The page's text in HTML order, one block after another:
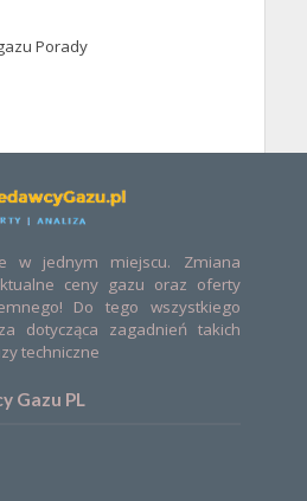
Porady
w jednym miejscu. Zmiana
ceny gazu oraz oferty
Do tego wszystkiego
dotycząca zagadnień takich
techniczne
Gazu PL